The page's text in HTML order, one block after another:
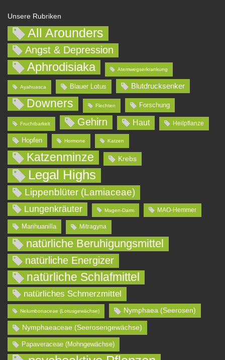
Unsere Rubriken
All Arounders
Angst & Depression
Aphrodisiaka Atemwegserkrankung
Ayahuasca Blauer Lotus Blutdrucksenker
Downers Flechten Forschung
Fruchtbarkeit Gehirn Haut Heilpflanze
Hopfen Hormone Katzen
Katzenminze Krebs
Legal Highs
Lippenblüter (Lamiaceae)
Lungenkräuter Magen-Darm MAO-Hemmer
Marihuanilla Mitragyna
natürliche Beruhigungsmittel
natürliche Energizer
natürliche Schlafmittel
natürliches Schmerzmittel
Nelumbonaceae (Lotusgewächse) Nymphaea (Seerosen)
Nymphaeaceae (Seerosengewächse)
Papaveraceae (Mohngewächse)